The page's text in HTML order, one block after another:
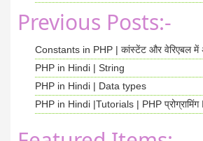
Previous Posts:-
Constants in PHP | कांस्टेंट और वेरिएबल में
PHP in Hindi | String
PHP in Hindi | Data types
PHP in Hindi |Tutorials | PHP